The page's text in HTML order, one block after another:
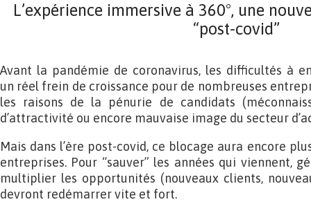
L’expérience immersive à 360°, une
“post-covid”
Avant la pandémie de coronavirus, les difficultés à
un réel frein de croissance pour de nombreuses
les raisons de la pénurie de candidats
d’attractivité ou encore mauvaise image du secteur
Mais dans l’ère post-covid, ce blocage aura encore
entreprises. Pour “sauver” les années qui viennent,
multiplier les opportunités (nouveaux clients,
devront redémarrer vite et fort.